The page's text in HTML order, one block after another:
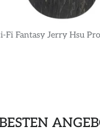
Fi Fantasy Jerry Hsu